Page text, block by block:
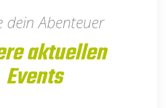
dein Abenteuer
aktuellen
Events